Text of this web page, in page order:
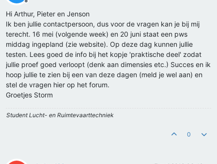
Offline
Hi Arthur, Pieter en Jenson
Ik ben jullie contactpersoon, dus voor de vragen kan je bij mij
terecht. 16 mei (volgende week) en 20 juni staat een pws
middag ingepland (zie website). Op deze dag kunnen jullie
testen. Lees goed de info bij het kopje 'praktische deel' zodat
jullie proef goed verloopt (denk aan dimensies etc.) Succes en ik
hoop jullie te zien bij een van deze dagen (meld je wel aan) en
stel de vragen hier op het forum.
Groetjes Storm
Student Lucht- en Ruimtevaarttechniek
0